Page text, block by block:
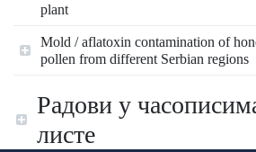
plant
Mold / aflatoxin contamination of
pollen from different Serbian regions
Радови у
листе